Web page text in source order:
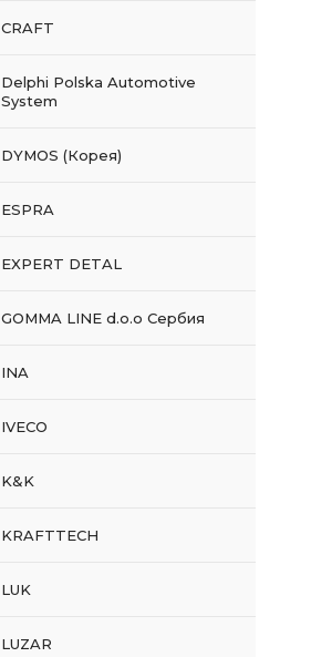
CRAFT
Delphi Polska Automotive
System
DYMOS (Корея)
ESPRA
EXPERT DETAL
GOMMA LINE d.o.o Сербия
INA
IVECO
K&K
KRAFTTECH
LUK
LUZAR